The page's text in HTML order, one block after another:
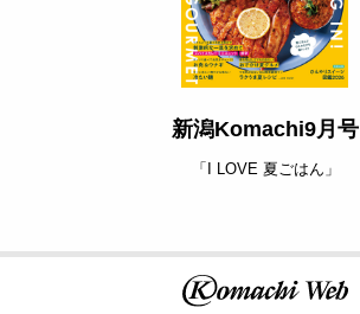
新潟Komachi9月号
「I LOVE 夏ごはん」